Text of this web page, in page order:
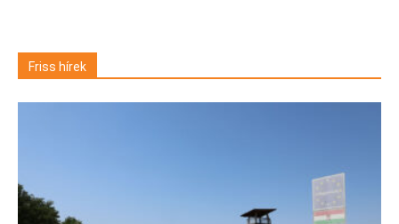
Friss hírek